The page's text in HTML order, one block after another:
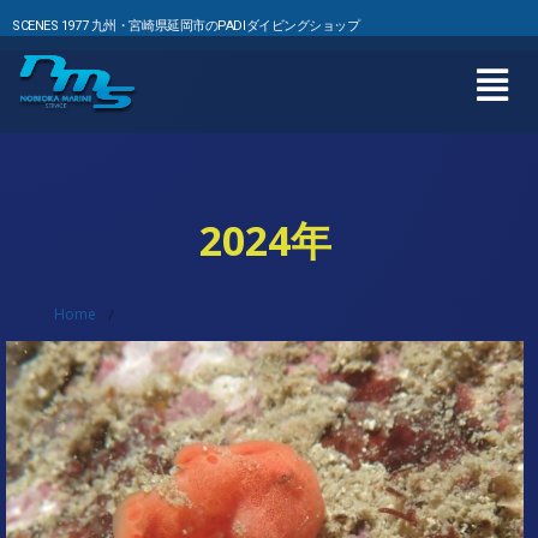
SCENES 1977 九州・宮崎県延岡市のPADIダイビングショップ
2024年
Home /